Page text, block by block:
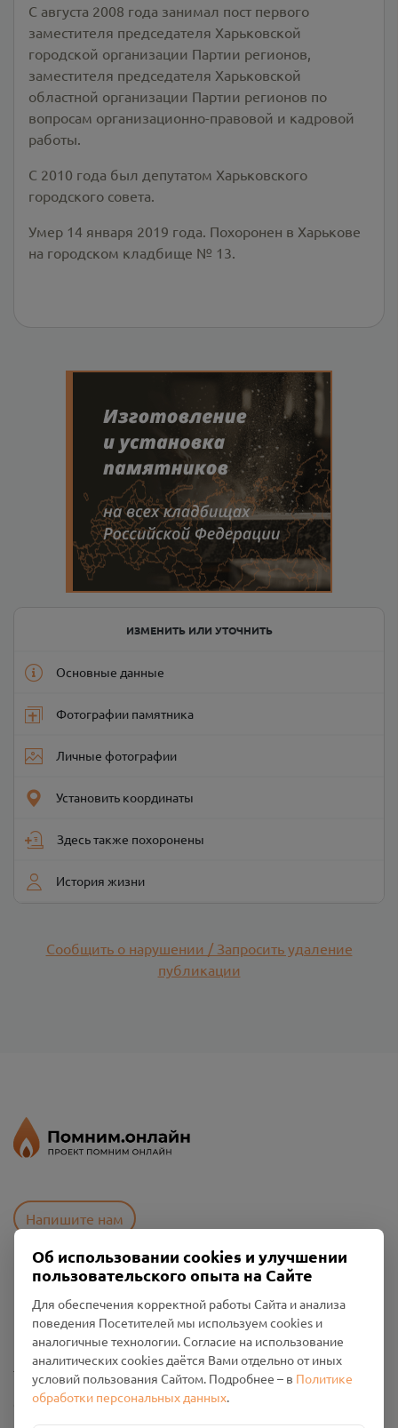
С августа 2008 года занимал пост первого
заместителя председателя Харьковской
городской организации Партии регионов,
заместителя председателя Харьковской
областной организации Партии регионов по
вопросам организационно-правовой и кадровой
работы.
С 2010 года был депутатом Харьковского
городского совета.
Умер 14 января 2019 года. Похоронен в Харькове
на городском кладбище № 13.
ИЗМЕНИТЬ ИЛИ УТОЧНИТЬ
Основные данные
Фотографии памятника
Личные фотографии
Установить координаты
Здесь также похоронены
История жизни
Сообщить о нарушении / Запросить удаление
публикации
Напишите нам
Политика конфиденциальности
Промо-материалы
Настройки cookies
Общество с ограниченной ответственностью «Смоленский
Проект Помним»
Об использовании cookies и улучшении
пользовательского опыта на Сайте
Для обеспечения корректной работы Сайта и анализа
поведения Посетителей мы используем cookies и
аналогичные технологии. Согласие на использование
аналитических cookies даётся Вами отдельно от иных
условий пользования Сайтом. Подробнее – в Политике
обработки персональных данных.